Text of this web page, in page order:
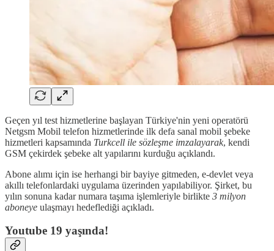
Geçen yıl test hizmetlerine başlayan Türkiye'nin yeni operatörü
Netgsm Mobil telefon hizmetlerinde ilk defa sanal mobil şebeke
hizmetleri kapsamında Turkcell ile sözleşme imzalayarak, kendi
GSM çekirdek şebeke alt yapılarını kurduğu açıklandı.
Abone alımı için ise herhangi bir bayiye gitmeden, e-devlet veya
akıllı telefonlardaki uygulama üzerinden yapılabiliyor. Şirket, bu
yılın sonuna kadar numara taşıma işlemleriyle birlikte 3 milyon
aboneye ulaşmayı hedeflediği açıkladı.
Youtube 19 yaşında!